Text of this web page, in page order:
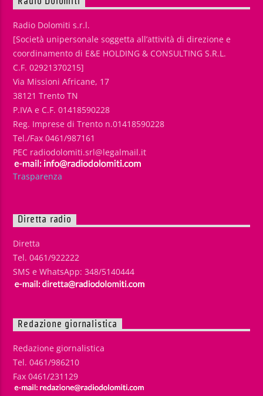
Radio Dolomiti s.r.l.
[Società unipersonale soggetta all’attività di direzione e
coordinamento di E&E HOLDING & CONSULTING S.R.L.
C.F. 02921370215]
Via Missioni Africane, 17
38121 Trento TN
P.IVA e C.F. 01418590228
Reg. Imprese di Trento n.01418590228
Tel./Fax 0461/987161
PEC radiodolomiti.srl@legalmail.it
Trasparenza
Diretta radio
Diretta
Tel. 0461/922222
SMS e WhatsApp: 348/5140444
Redazione giornalistica
Redazione giornalistica
Tel. 0461/986210
Fax 0461/231129